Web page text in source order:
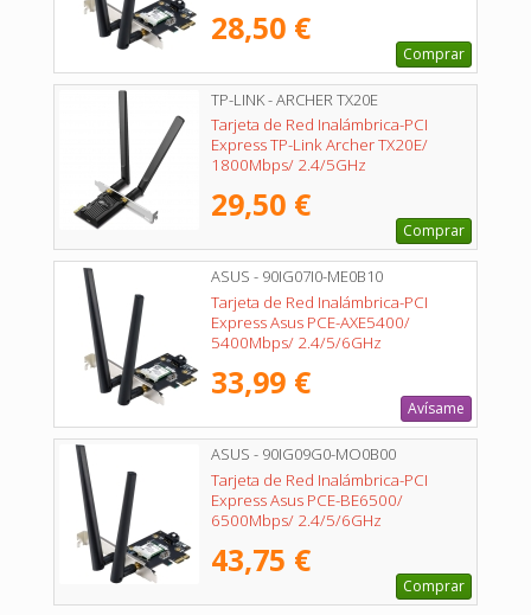
28,50 €
Comprar
TP-LINK - ARCHER TX20E
Tarjeta de Red Inalámbrica-PCI
Express TP-Link Archer TX20E/
1800Mbps/ 2.4/5GHz
29,50 €
Comprar
ASUS - 90IG07I0-ME0B10
Tarjeta de Red Inalámbrica-PCI
Express Asus PCE-AXE5400/
5400Mbps/ 2.4/5/6GHz
33,99 €
Avísame
ASUS - 90IG09G0-MO0B00
Tarjeta de Red Inalámbrica-PCI
Express Asus PCE-BE6500/
6500Mbps/ 2.4/5/6GHz
43,75 €
Comprar